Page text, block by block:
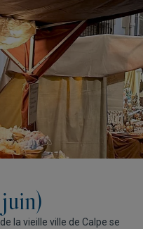
la vieille ville de Calpe se